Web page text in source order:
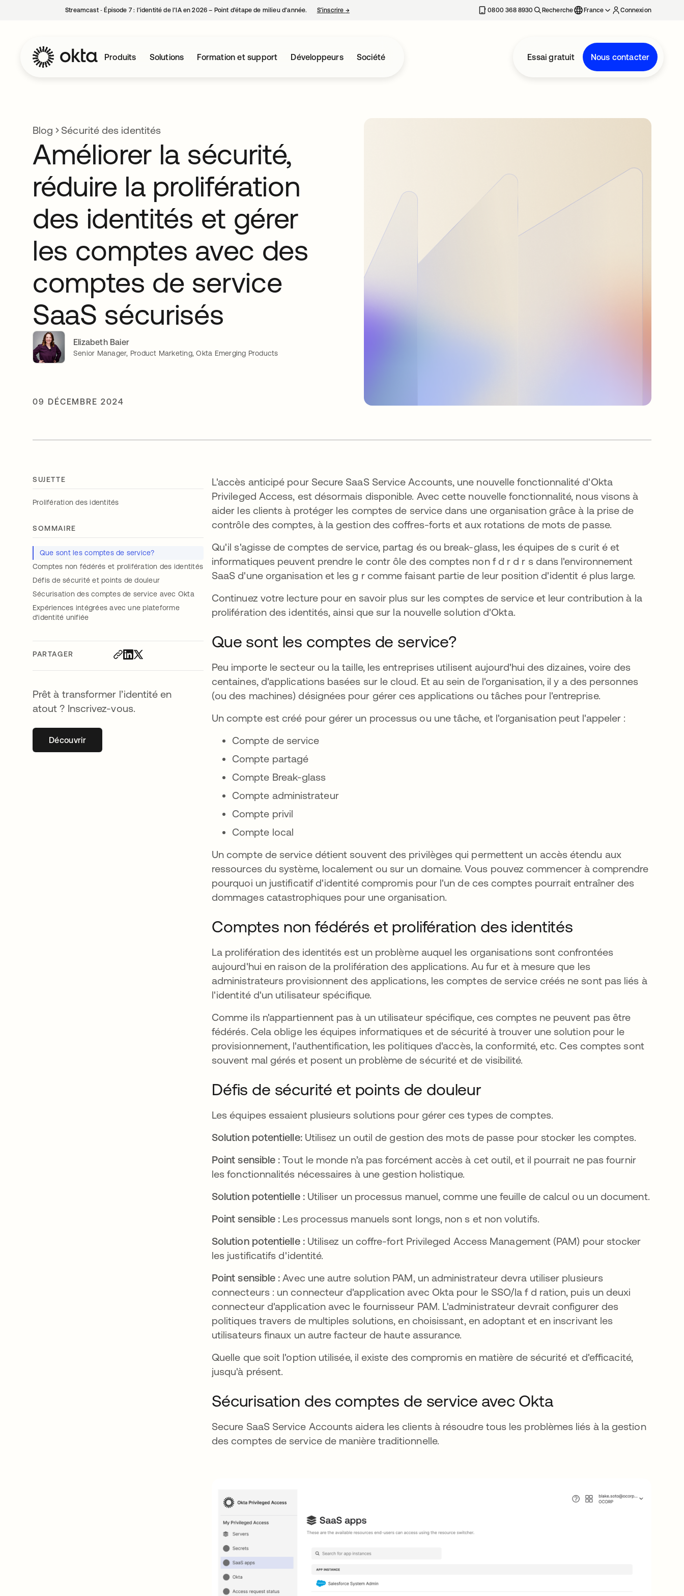
Streamcast ‑ Épisode 7 : l’identité de l’IA en 2026 – Point d’étape de milieu d’année. S’inscrire →s’ouvre dans un nouvel onglet 0800 368 8930 Recherche France Connexion
Produits Solutions Formation et support Développeurs Société Essai gratuit Nous contacter
Blog Sécurité des identités
Améliorer la sécurité,
réduire la prolifération
des identités et gérer
les comptes avec des
comptes de service
SaaS sécurisés
Elizabeth Baier
Senior Manager, Product Marketing, Okta Emerging Products
09 DÉCEMBRE 2024
SUJETTE
Prolifération des identités
SOMMAIRE
Que sont les comptes de service?
Comptes non fédérés et prolifération des identités
Défis de sécurité et points de douleur
Sécurisation des comptes de service avec Okta
Expériences intégrées avec une plateforme
d'identité unifiée
PARTAGER
Prêt à transformer l’identité en
atout ? Inscrivez-vous.
Découvrirs’ouvre dans un nouvel onglet
L'accès anticipé pour Secure SaaS Service Accounts, une nouvelle fonctionnalité d'Okta
Privileged Access, est désormais disponible. Avec cette nouvelle fonctionnalité, nous visons à
aider les clients à protéger les comptes de service dans une organisation grâce à la prise de
contrôle des comptes, à la gestion des coffres-forts et aux rotations de mots de passe.
Qu'il s'agisse de comptes de service, partag és ou break-glass, les équipes de s curit é et
informatiques peuvent prendre le contr ôle des comptes non f d r d r s dans l'environnement
SaaS d'une organisation et les g r comme faisant partie de leur position d'identit é plus large.
Continuez votre lecture pour en savoir plus sur les comptes de service et leur contribution à la
prolifération des identités, ainsi que sur la nouvelle solution d'Okta.
Que sont les comptes de service?
Peu importe le secteur ou la taille, les entreprises utilisent aujourd'hui des dizaines, voire des
centaines, d'applications basées sur le cloud. Et au sein de l'organisation, il y a des personnes
(ou des machines) désignées pour gérer ces applications ou tâches pour l'entreprise.
Un compte est créé pour gérer un processus ou une tâche, et l'organisation peut l'appeler :
Compte de service
Compte partagé
Compte Break-glass
Compte administrateur
Compte privil
Compte local
Un compte de service détient souvent des privilèges qui permettent un accès étendu aux
ressources du système, localement ou sur un domaine. Vous pouvez commencer à comprendre
pourquoi un justificatif d'identité compromis pour l'un de ces comptes pourrait entraîner des
dommages catastrophiques pour une organisation.
Comptes non fédérés et prolifération des identités
La prolifération des identités est un problème auquel les organisations sont confrontées
aujourd'hui en raison de la prolifération des applications. Au fur et à mesure que les
administrateurs provisionnent des applications, les comptes de service créés ne sont pas liés à
l'identité d'un utilisateur spécifique.
Comme ils n'appartiennent pas à un utilisateur spécifique, ces comptes ne peuvent pas être
fédérés. Cela oblige les équipes informatiques et de sécurité à trouver une solution pour le
provisionnement, l'authentification, les politiques d'accès, la conformité, etc. Ces comptes sont
souvent mal gérés et posent un problème de sécurité et de visibilité.
Défis de sécurité et points de douleur
Les équipes essaient plusieurs solutions pour gérer ces types de comptes.
Solution potentielle:Utilisez un outil de gestion des mots de passe pour stocker les comptes.
Point sensible : Tout le monde n’a pas forcément accès à cet outil, et il pourrait ne pas fournir
les fonctionnalités nécessaires à une gestion holistique.
Solution potentielle : Utiliser un processus manuel, comme une feuille de calcul ou un document.
Point sensible : Les processus manuels sont longs, non s et non volutifs.
Solution potentielle :Utilisez un coffre-fort Privileged Access Management (PAM) pour stocker
les justificatifs d'identité.
Point sensible : Avec une autre solution PAM, un administrateur devra utiliser plusieurs
connecteurs : un connecteur d'application avec Okta pour le SSO/la f d ration, puis un deuxi
connecteur d'application avec le fournisseur PAM. L'administrateur devrait configurer des
politiques travers de multiples solutions, en choisissant, en adoptant et en inscrivant les
utilisateurs finaux un autre facteur de haute assurance.
Quelle que soit l'option utilisée, il existe des compromis en matière de sécurité et d'efficacité,
jusqu'à présent.
Sécurisation des comptes de service avec Okta
Secure SaaS Service Accounts aidera les clients à résoudre tous les problèmes liés à la gestion
des comptes de service de manière traditionnelle.